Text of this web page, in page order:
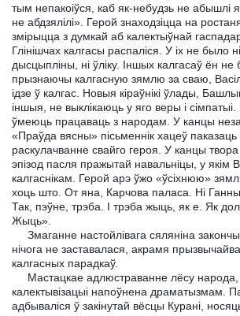
тым непакоіўся, каб як-небудзь не абышлі
не абдзялілі». Герой знаходзіцца на
змірыцца з думкай аб калектыўнай
Глінішчах калгасы распаліся. У іх не было
дысцыпліны, ні ўліку. Іншых калгасаў ён
прызнаючы калгасную зямлю за сваю,
ідзе ў калгас. Новыя кіраўнікі ўлады,
іншыя, не выклікаюць у яго веры і
ўмеюць працаваць з народам. У канцы
«Праўда вясны» пісьменнік хацеў
раскулачванне свайго героя. У канцы
эпізод пасля пражытай навальніцы, у якім
калгаснікам. Герой арэ ўжо «ўсіхнюю»
хоць што. От яна, Карчова паласа. Ні
Так, пэўне, трэба. I трэба жыць, як е. Як
Жыць».
Змаганне настойлівага сяляніна
нічога не заставалася, акрамя
калгасных парадкаў.
Мастацкае адлюстраванне лёсу народа,
калектывізацыі напоўнена драматызмам.
адбываліся ў закінутай вёсцы Курані,